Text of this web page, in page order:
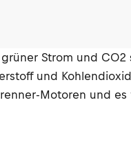
Strom und
und
Motoren und